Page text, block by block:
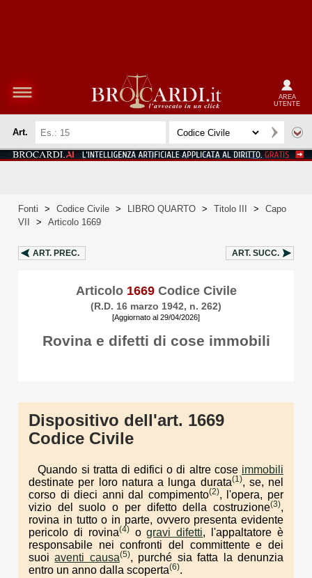
AREA
UTENTE
Art.
Fonti > Codice Civile > LIBRO QUARTO > Titolo III >
Capo
VII
> Articolo 1669
ART. PREC. ART. SUCC.
Articolo 1669Codice Civile
(R.D. 16 marzo 1942, n. 262)
[Aggiornato al 29/04/2026]
Rovina e difetti di cose immobili
Dispositivo dell'art. 1669
Codice Civile
Quando si tratta di edifici o di altre cose immobili
destinate per loro natura a lunga durata(1), se, nel
corso di dieci anni dal compimento(2), l'opera, per
vizio del suolo o per difetto della costruzione(3),
rovina in tutto o in parte, ovvero presenta evidente
pericolo di rovina(4)ogravi difetti, l'appaltatore è
responsabile nei confronti del committente e dei
suoiaventi causa(5), purché sia fatta la denunzia
entro un anno dalla scoperta(6).